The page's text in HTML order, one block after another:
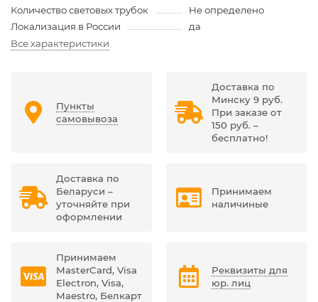
Количество световых трубок
Не определено
Локализация в России
да
Все характеристики
Пункты
самовывоза
Доставка по
Минску 9 руб.
При заказе от
150 руб. –
бесплатно!
Доставка по
Беларуси –
уточняйте при
оформлении
Принимаем
наличиные
Принимаем
MasterCard, Visa
Electron, Visa,
Maestro, Белкарт
Реквизиты для
юр. лиц